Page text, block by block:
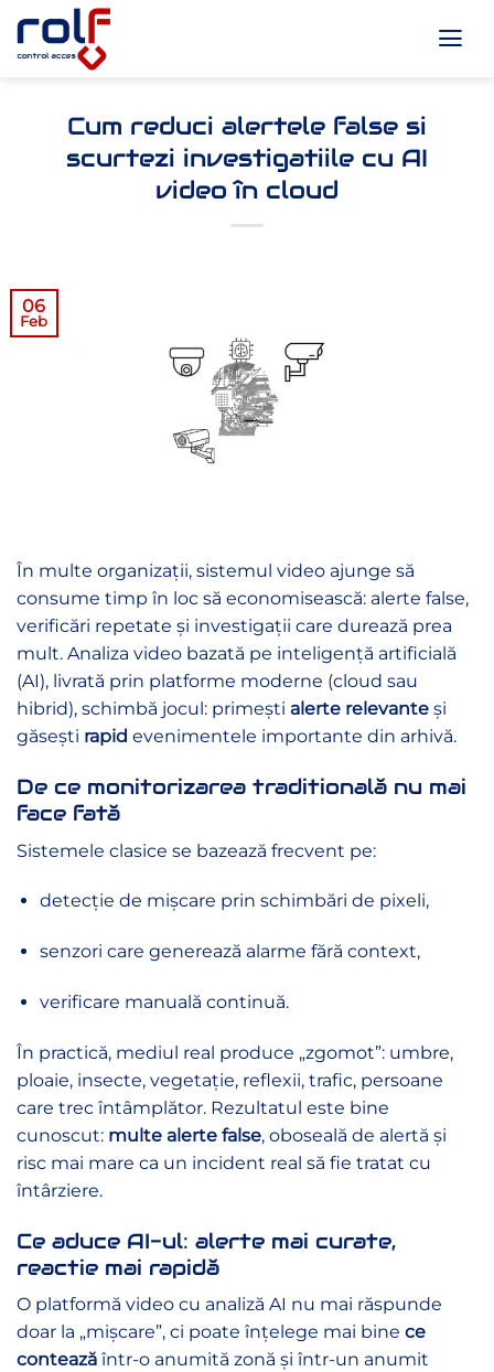
to
Cum reduci alertele false si
scurtezi investigatiile cu AI
video în cloud
06
Feb
În multe organizații, sistemul video ajunge să
consume timp în loc să economisească: alerte false,
verificări repetate și investigații care durează prea
mult. Analiza video bazată pe inteligență artificială
(AI), livrată prin platforme moderne (cloud sau
hibrid), schimbă jocul: primești alerte relevante și
găsești rapid evenimentele importante din arhivă.
De ce monitorizarea traditională nu mai
face fată
Sistemele clasice se bazează frecvent pe:
detecție de mișcare prin schimbări de pixeli,
senzori care generează alarme fără context,
verificare manuală continuă.
În practică, mediul real produce „zgomot”: umbre,
ploaie, insecte, vegetație, reflexii, trafic, persoane
care trec întâmplător. Rezultatul este bine
cunoscut: multe alerte false, oboseală de alertă și
risc mai mare ca un incident real să fie tratat cu
întârziere.
Ce aduce AI-ul: alerte mai curate,
reactie mai rapidă
O platformă video cu analiză AI nu mai răspunde
doar la „mișcare”, ci poate înțelege mai bine ce
contează într-o anumită zonă și într-un anumit